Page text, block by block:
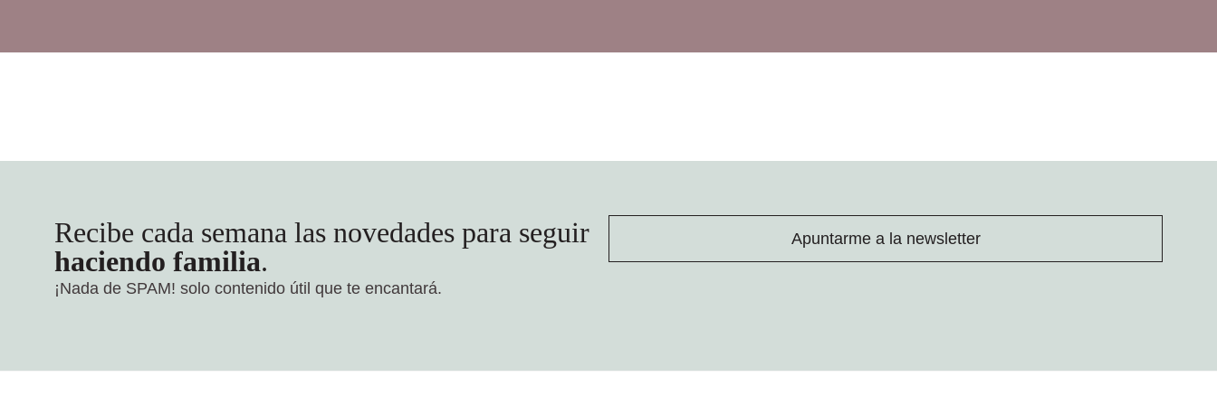
Recibe cada semana las novedades para seguir
haciendo familia.
¡Nada de SPAM! solo contenido útil que te encantará.
Apuntarme a la newsletter